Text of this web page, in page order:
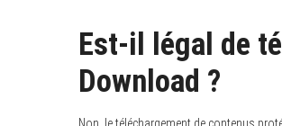
Est-il légal de
Download ?
Non, le téléchargement de contenus